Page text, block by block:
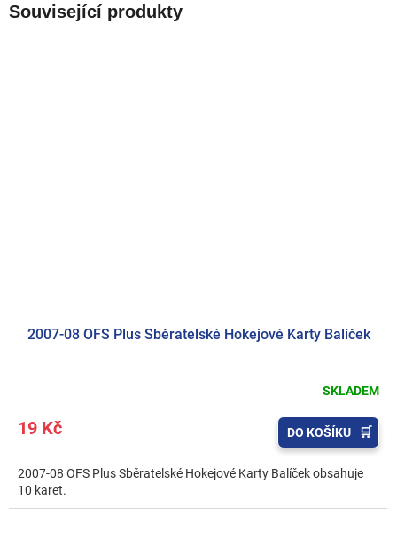
Související produkty
2007-08 OFS Plus Sběratelské Hokejové Karty Balíček
SKLADEM
19 Kč DO KOŠÍKU
2007-08 OFS Plus Sběratelské Hokejové Karty Balíček obsahuje
10 karet.